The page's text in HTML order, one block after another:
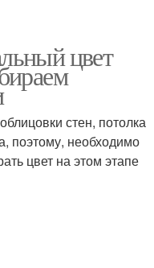
цвет
стен, потолка
поэтому, необходимо
цвет на этом этапе